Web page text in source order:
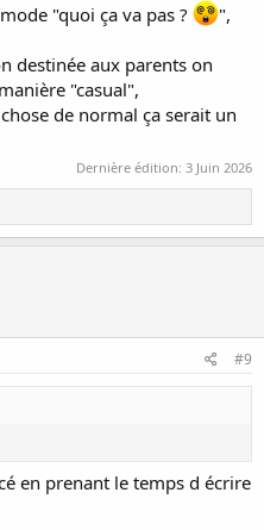
"quoi ça va pas ?
",
destinée aux parents on
"casual",
de normal ça serait un
Dernière édition: 3 Juin 2026
#9
en prenant le temps d écrire